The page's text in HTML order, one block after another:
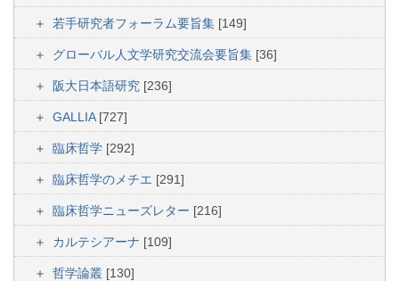
若手研究者フォーラム要旨集 [149]
グローバル人文学研究交流会要旨集 [36]
阪大日本語研究 [236]
GALLIA [727]
臨床哲学 [292]
臨床哲学のメチエ [291]
臨床哲学ニューズレター [216]
カルテシアーナ [109]
哲学論叢 [130]